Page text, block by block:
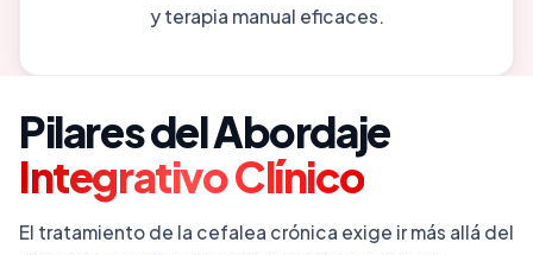
y terapia manual eficaces.
Pilares del Abordaje
Integrativo Clínico
El tratamiento de la cefalea crónica exige ir más allá del